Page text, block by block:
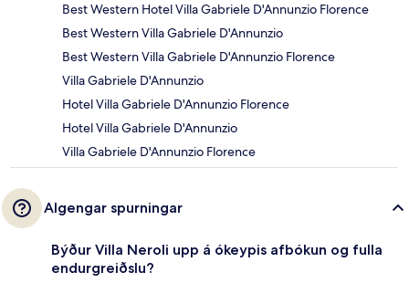
Best Western Hotel Villa Gabriele D'Annunzio Florence
Best Western Villa Gabriele D'Annunzio
Best Western Villa Gabriele D'Annunzio Florence
Villa Gabriele D'Annunzio
Hotel Villa Gabriele D'Annunzio Florence
Hotel Villa Gabriele D'Annunzio
Villa Gabriele D'Annunzio Florence
Algengar spurningar
Býður Villa Neroli upp á ókeypis afbókun og fulla
endurgreiðslu?